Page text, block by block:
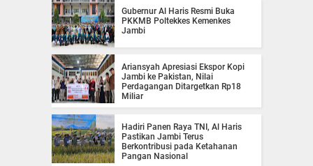
Gubernur Al Haris Resmi Buka
PKKMB Poltekkes Kemenkes
Jambi
Ariansyah Apresiasi Ekspor Kopi
Jambi ke Pakistan, Nilai
Perdagangan Ditargetkan Rp18
Miliar
Hadiri Panen Raya TNI, Al Haris
Pastikan Jambi Terus
Berkontribusi pada Ketahanan
Pangan Nasional